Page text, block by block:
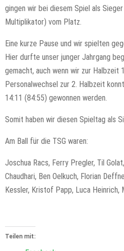
gingen wir bei diesem Spiel als
Multiplikator) vom Platz.
Eine kurze Pause und wir spielten
Hier durfte unser junger Jahrgang
gemacht, auch wenn wir zur Halbzeit
Personalwechsel zur 2. Halbzeit
14:11 (84:55) gewonnen werden.
Somit haben wir diesen Spieltag als
Am Ball für die TSG waren:
Joschua Racs, Ferry Pregler, Til
Chaudhari, Ben Oelkuch, Florian
Kessler, Kristof Papp, Luca Heinrich,
Teilen mit: